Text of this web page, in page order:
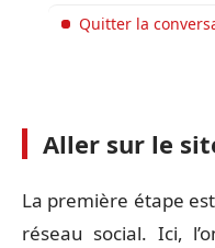
Quitter la
Aller sur le
La première étape
réseau social. Ici,